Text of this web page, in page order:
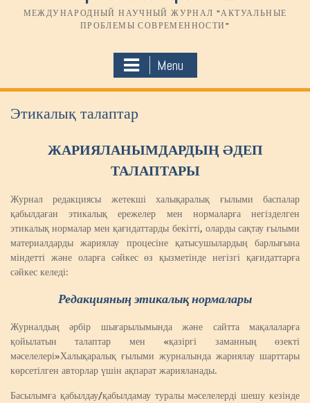
МЕЖДУНАРОДНЫЙ НАУЧНЫЙ ЖУРНАЛ "АКТУАЛЬНЫЕ
ПРОБЛЕМЫ СОВРЕМЕННОСТИ"
Menu
Этикалық талаптар
ЖАРИЯЛАНЫМДАРДЫҢ ӘДЕП
ТАЛАПТАРЫ
Журнал редакциясы жетекші халықаралық ғылыми баспалар
қабылдаған этикалық ережелер мен нормаларға негізделген
этикалық нормалар мен қағидаттарды бекітті, оларды сақтау ғылыми
материалдарды жариялау процесіне қатысушылардың барлығына
міндетті және оларға сәйкес өз қызметінде негізгі қағидаттарға
сәйкес келеді:
Редакцияның этикалық нормалары
Журналдың әрбір шығарылымында және сайтта мақалаларға
қойылатын талаптар мен «қазіргі заманның өзекті
мәселелері»Халықаралық ғылыми журналында жариялау шарттары
көрсетілген авторлар үшін ақпарат жарияланады.
Басылымға қабылдау/қабылдамау туралы мәселелерді шешу кезінде